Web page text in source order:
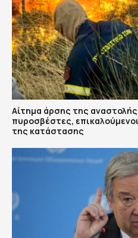
Αίτημα άρσης της
πυροσβέστες,
της κατάστασης